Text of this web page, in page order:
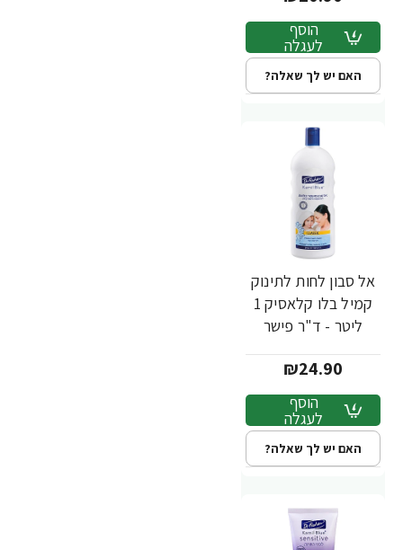
הוסף
לעגלה
האם יש לך שאלה?
אל סבון לחות לתינוק
קמיל בלו קלאסיק 1
ליטר - ד"ר פישר
₪24.90
הוסף
לעגלה
האם יש לך שאלה?